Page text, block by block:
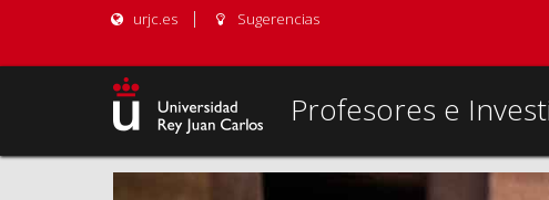
urjc.es Sugerencias
Profesores e